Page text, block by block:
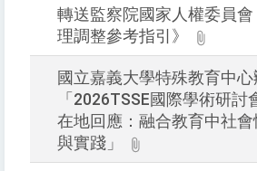
轉送監察院國家人權委員
理調整參考指引》
國立嘉義大學特殊教育中心
「2026TSSE國際學術研
在地回應：融合教育中社
與實踐」